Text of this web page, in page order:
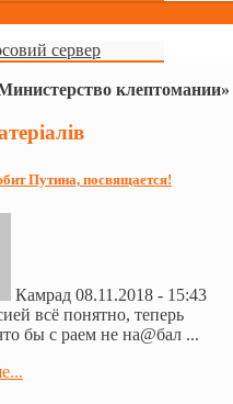
сервер
клептомании»
Путина, посвящается!
Камрад 08.11.2018 - 15:43
всё понятно, теперь
бы с раем не на@бал ...